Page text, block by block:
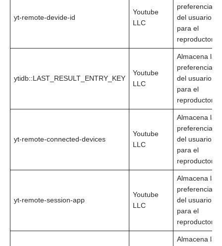
yt-remote-devide-id
Youtube
LLC
preferencias
del usuario
para el
reproductor
ytidb::LAST_RESULT_ENTRY_KEY
Youtube
LLC
Almacena las
preferencias
del usuario
para el
reproductor
yt-remote-connected-devices
Youtube
LLC
Almacena las
preferencias
del usuario
para el
reproductor
yt-remote-session-app
Youtube
LLC
Almacena las
preferencias
del usuario
para el
reproductor
Almacena las